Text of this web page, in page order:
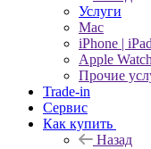
Услуги
Mac
iPhone | iPad
Apple Watch
Прочие
Trade-in
Сервис
Как купить
Назад